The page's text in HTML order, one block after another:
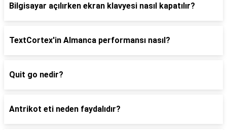
Bilgisayar açılırken ekran klavyesi nasıl kapatılır?
TextCortex'in Almanca performansı nasıl?
Quit go nedir?
Antrikot eti neden faydalıdır?